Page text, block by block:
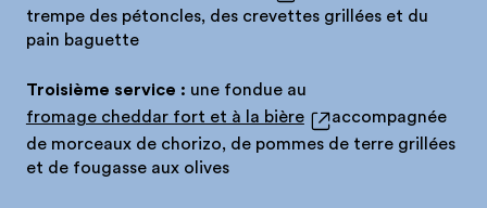
trempe des pétoncles, des crevettes grillées et du
pain baguette
Troisième service : une fondue au
fromage cheddar fort et à la bière
accompagnée
de morceaux de chorizo, de pommes de terre grillées
et de fougasse aux olives